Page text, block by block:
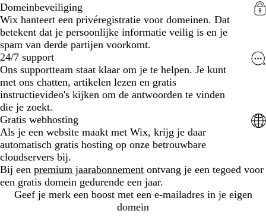
Domeinbeveiliging
Wix hanteert een privéregistratie voor domeinen. Dat
betekent dat je persoonlijke informatie veilig is en je
spam van derde partijen voorkomt.
24/7 support
Ons supportteam staat klaar om je te helpen. Je kunt
met ons chatten, artikelen lezen en gratis
instructievideo's kijken om de antwoorden te vinden
die je zoekt.
Gratis webhosting
Als je een website maakt met Wix, krijg je daar
automatisch gratis hosting op onze betrouwbare
cloudservers bij.
Bij een premium jaarabonnement ontvang je een tegoed voor
een gratis domein gedurende een jaar.
Geef je merk een boost met een e-mailadres in je eigen
domein